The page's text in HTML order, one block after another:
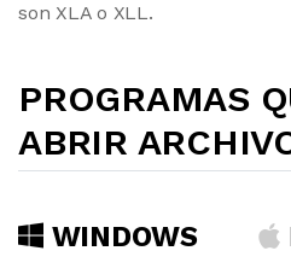
son XLA o XLL.
PROGRAMAS
ABRIR
WINDOWS